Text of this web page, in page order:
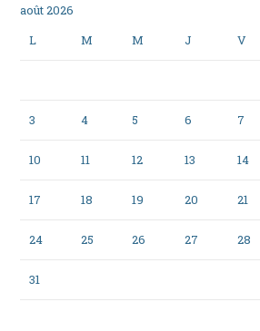
août 2026
L
M M J V
3 4 5 6 7
10 11 12 13 14
17 18 19 20 21
24 25 26 27 28
31